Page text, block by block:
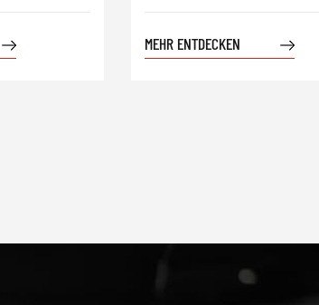
MEHR ENTDECKEN